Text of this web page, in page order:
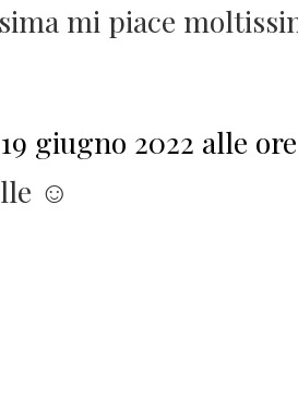
mi piace
19 giugno 2022 alle
☺️